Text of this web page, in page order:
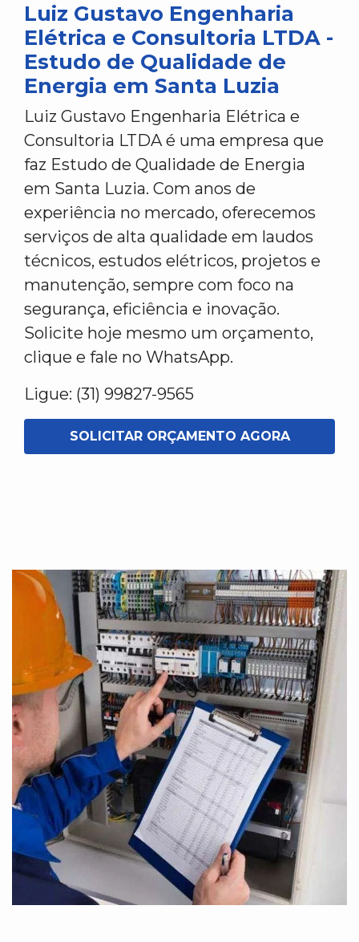
Luiz Gustavo Engenharia
Elétrica e Consultoria LTDA -
Estudo de Qualidade de
Energia em Santa Luzia
Luiz Gustavo Engenharia Elétrica e
Consultoria LTDA é uma empresa que
faz Estudo de Qualidade de Energia
em Santa Luzia. Com anos de
experiência no mercado, oferecemos
serviços de alta qualidade em laudos
técnicos, estudos elétricos, projetos e
manutenção, sempre com foco na
segurança, eficiência e inovação.
Solicite hoje mesmo um orçamento,
clique e fale no WhatsApp.
Ligue: (31) 99827-9565
SOLICITAR ORÇAMENTO AGORA